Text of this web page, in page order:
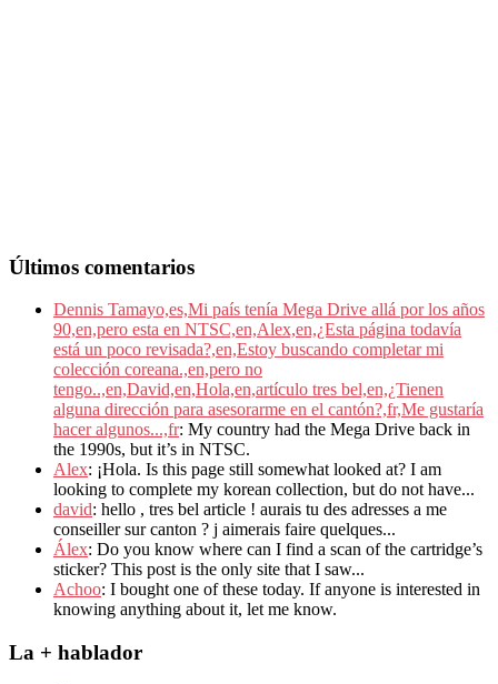
Últimos comentarios
Dennis Tamayo,es,Mi país tenía Mega Drive allá por los años
90,en,pero esta en NTSC,en,Alex,en,¿Esta página todavía
está un poco revisada?,en,Estoy buscando completar mi
colección coreana.,en,pero no
tengo..,en,David,en,Hola,en,artículo tres bel,en,¿Tienen
alguna dirección para asesorarme en el cantón?,fr,Me gustaría
hacer algunos...,fr: My country had the Mega Drive back in
the 1990s, but it’s in NTSC.
Alex: ¡Hola. Is this page still somewhat looked at? I am
looking to complete my korean collection, but do not have...
david: hello , tres bel article ! aurais tu des adresses a me
conseiller sur canton ? j aimerais faire quelques...
Álex: Do you know where can I find a scan of the cartridge’s
sticker? This post is the only site that I saw...
Achoo: I bought one of these today. If anyone is interested in
knowing anything about it, let me know.
La + hablador